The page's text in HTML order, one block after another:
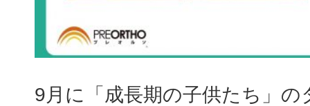
9月に「成長期の子供たち」